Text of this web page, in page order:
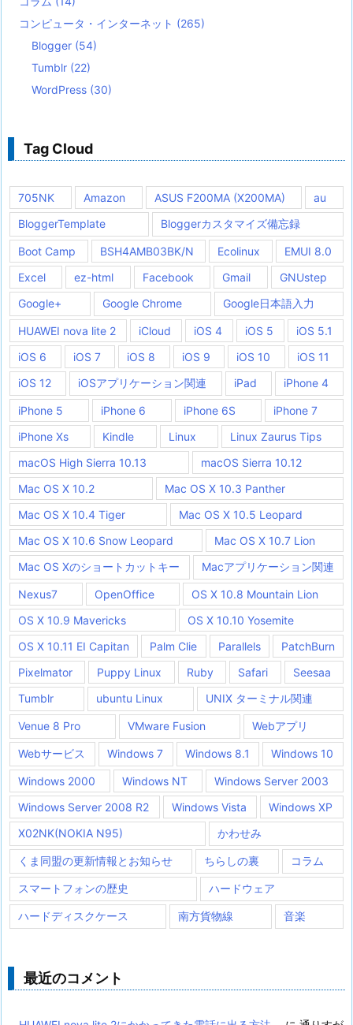
コンピュータ・インターネット (265)
Blogger (54)
Tumblr (22)
WordPress (30)
Tag Cloud
705NK Amazon ASUS F200MA (X200MA)
au
BloggerTemplate
Bloggerカスタマイズ備忘録
Boot Camp BSH4AMB03BK/N Ecolinux
EMUI 8.0
Excel
ez-html Facebook Gmail
GNUstep
Google+
Google Chrome Google日本語入力
HUAWEI nova lite 2 iCloud iOS 4 iOS 5
iOS 5.1
iOS 6
iOS 7 iOS 8 iOS 9 iOS 10
iOS 11
iOS 12
iOSアプリケーション関連 iPad iPhone 4
iPhone 5 iPhone 6 iPhone 6S
iPhone 7
iPhone Xs
Kindle Linux
Linux Zaurus Tips
macOS High Sierra 10.13
macOS Sierra 10.12
Mac OS X 10.2
Mac OS X 10.3 Panther
Mac OS X 10.4 Tiger
Mac OS X 10.5 Leopard
Mac OS X 10.6 Snow Leopard
Mac OS X 10.7 Lion
Mac OS Xのショートカットキー
Macアプリケーション関連
Nexus7 OpenOffice
OS X 10.8 Mountain Lion
OS X 10.9 Mavericks
OS X 10.10 Yosemite
OS X 10.11 EI Capitan
Palm Clie Parallels
PatchBurn
Pixelmator
Puppy Linux Ruby Safari
Seesaa
Tumblr
ubuntu Linux UNIX ターミナル関連
Venue 8 Pro VMware Fusion Webアプリ
Webサービス Windows 7 Windows 8.1 Windows 10
Windows 2000 Windows NT
Windows Server 2003
Windows Server 2008 R2
Windows Vista
Windows XP
X02NK(NOKIA N95)
かわせみ
くま同盟の更新情報とお知らせ ちらしの裏 コラム
スマートフォンの歴史 ハードウェア
ハードディスクケース 南方貨物線 音楽
最近のコメント